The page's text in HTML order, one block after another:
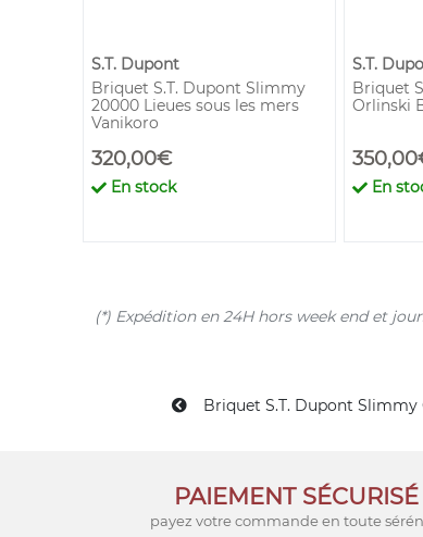
S.T. Dupont
Briquet S.T. Dupont Slimmy
20000 Lieues sous les mers
Vanikoro
320,00€
En stock
S.T.
Briquet
Orlinski
En
(*) Expédition en 24H hors week end et
Briquet S.T. Dupont
PAIEMENT SÉCURISÉ
payez votre commande en toute